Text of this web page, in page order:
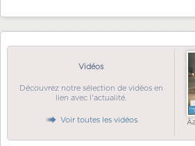
Vidéos
Découvrez notre sélection de vidéos en
lien avec l'actualité.
Voir toutes les vidéos